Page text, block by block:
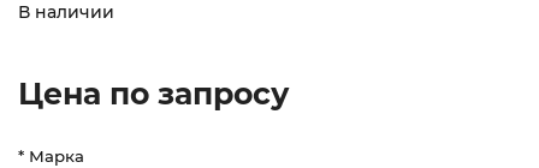
В наличии
Цена по запросу
* Марка